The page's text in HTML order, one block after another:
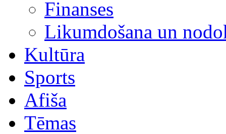
Finanses
Likumdošana un
Kultūra
Sports
Afiša
Tēmas